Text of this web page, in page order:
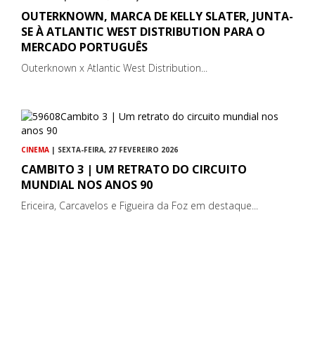
OUTERKNOWN, MARCA DE KELLY SLATER, JUNTA-
SE À ATLANTIC WEST DISTRIBUTION PARA O
MERCADO PORTUGUÊS
Outerknown x Atlantic West Distribution...
CINEMA | SEXTA-FEIRA, 27 FEVEREIRO 2026
CAMBITO 3 | UM RETRATO DO CIRCUITO
MUNDIAL NOS ANOS 90
Ericeira, Carcavelos e Figueira da Foz em destaque...